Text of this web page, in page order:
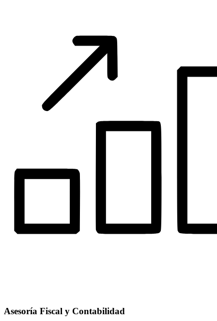
Asesoría Fiscal y Contabilidad